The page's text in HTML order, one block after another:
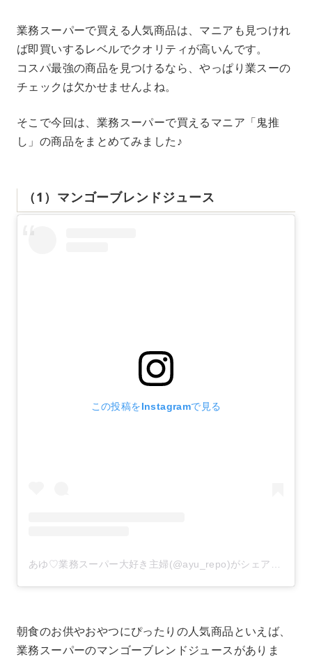
業務スーパーで買える人気商品は、マニアも見つけれ
ば即買いするレベルでクオリティが高いんです。
コスパ最強の商品を見つけるなら、やっぱり業スーの
チェックは欠かせませんよね。
そこで今回は、業務スーパーで買えるマニア「鬼推
し」の商品をまとめてみました♪
（1）マンゴーブレンドジュース
この投稿をInstagramで見る
あゆ♡業務スーパー大好き主婦(@ayu_repo)がシェアした投稿
朝食のお供やおやつにぴったりの人気商品といえば、
業務スーパーのマンゴーブレンドジュースがありま